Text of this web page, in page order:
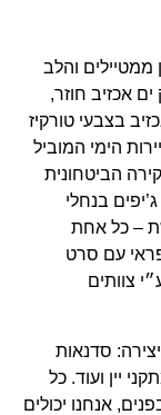
והלב
חוזר,
בצבעי טורקיז
הימי המוביל
הביטחונית
בנחלי
כל אחת
עם סרט
סדנאות
ועוד. כל
אנחנו יכולים